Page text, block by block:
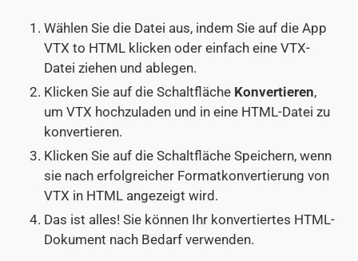
Wählen Sie die Datei aus, indem Sie auf die App
VTX to HTML klicken oder einfach eine VTX-
Datei ziehen und ablegen.
Klicken Sie auf die Schaltfläche Konvertieren,
um VTX hochzuladen und in eine HTML-Datei zu
konvertieren.
Klicken Sie auf die Schaltfläche Speichern, wenn
sie nach erfolgreicher Formatkonvertierung von
VTX in HTML angezeigt wird.
Das ist alles! Sie können Ihr konvertiertes HTML-
Dokument nach Bedarf verwenden.